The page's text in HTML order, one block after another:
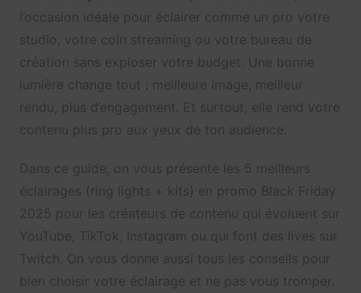
l’occasion idéale pour éclairer comme un pro votre
studio, votre coin streaming ou votre bureau de
création sans exploser votre budget. Une bonne
lumière change tout : meilleure image, meilleur
rendu, plus d’engagement. Et surtout, elle rend votre
contenu plus pro aux yeux de ton audience.
Dans ce guide, on vous présente les 5 meilleurs
éclairages (ring lights + kits) en promo Black Friday
2025 pour les créateurs de contenu qui évoluent sur
YouTube, TikTok, Instagram ou qui font des lives sur
Twitch. On vous donne aussi tous les conseils pour
bien choisir votre éclairage et ne pas vous tromper.